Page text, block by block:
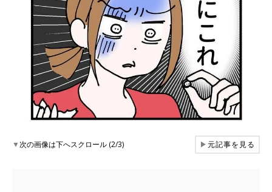
▼次の画像は下へスクロール (2/3) ▶元記事を見る